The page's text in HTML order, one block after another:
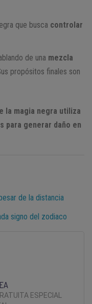
que busca controlar
de una mezcla
propósitos finales son
la magia negra utiliza
para generar daño en
de la distancia
signo del zodiaco
ESPECIAL